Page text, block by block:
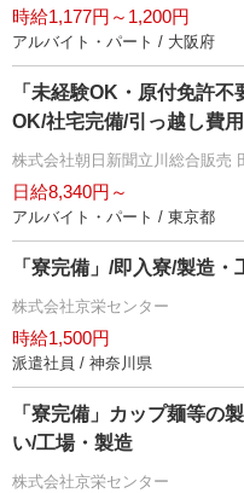
時給1,177円～1,200円
アルバイト・パート / 大阪府
「未経験OK・原付免許
OK/社宅完備/引っ越し費
株式会社朝日新聞立川総合販売
日給8,340円～
アルバイト・パート / 東京都
「寮完備」/即入寮/製造
株式会社京栄センター
時給1,500円
派遣社員 / 神奈川県
「寮完備」カップ麺等の
い/工場・製造
株式会社京栄センター